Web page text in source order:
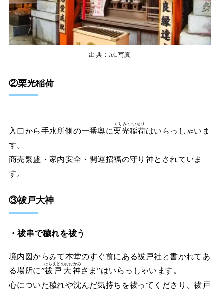
出典：AC写真
②栗光稲荷
入口から手水所側の一番奥に栗光稲荷
くりみついなり
はいらっしゃいま
す。
商売繁盛・家内安全・開運招福の守り神とされていま
す。
③祓戸大神
・祓串で穢れを祓う
境内図からみて本堂のすぐ前にある祓戸社と書かれてあ
る場所に”祓戸大神
はらえどのおおかみ
さま”はいらっしゃいます。
心についた穢れや沈んだ気持ちを祓ってくださり、祓戸